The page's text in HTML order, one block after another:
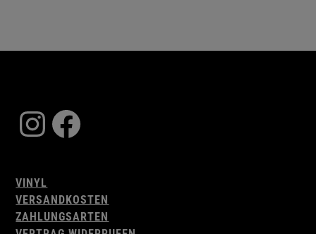
Instagram
Facebook
VINYL
VERSANDKOSTEN
ZAHLUNGSARTEN